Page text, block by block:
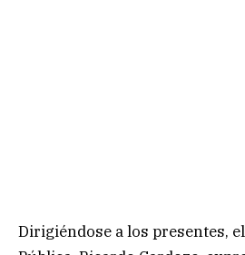
Dirigiéndose a los presentes,